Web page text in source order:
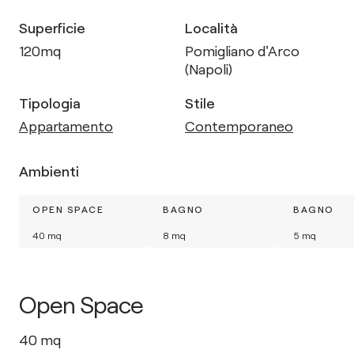
Superficie
120mq
Località
Pomigliano d'Arco
(Napoli)
Tipologia
Appartamento
Stile
Contemporaneo
Ambienti
OPEN SPACE
40 mq
BAGNO
8 mq
BAGNO
5 mq
Open Space
40 mq